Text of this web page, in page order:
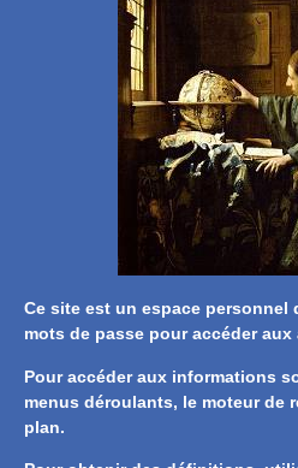
Ce site est un espace personnel
mots de passe pour accéder aux
Pour accéder aux informations
menus déroulants, le moteur de
plan.